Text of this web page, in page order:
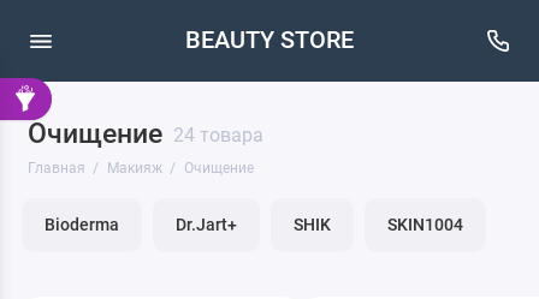
BEAUTY STORE
Очищение 24 товара
Главная Макияж Очищение
Bioderma Dr.Jart+ SHIK SKIN1004
Кисти